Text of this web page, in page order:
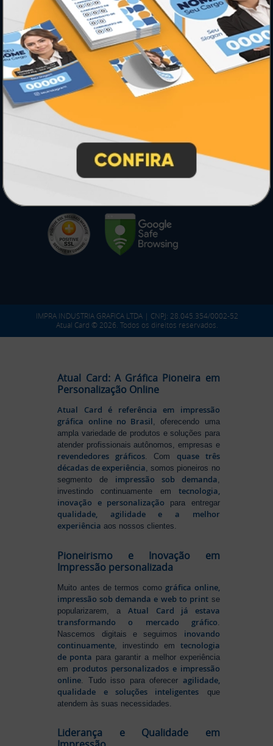
* Pagamento com cartão de crédito terá valor adicional.
** Pagamentos a prazo poderão ter acréscimo.
*** Nota fiscal sujeita a emissão de acordo com prestador de
serviço, conforme legislação pertinente.
PARTICIPE
IMPRA INDUSTRIA GRAFICA LTDA | CNPJ: 28.045.354/0002-52
Atual Card © 2026. Todos os direitos reservados.
Atual Card: A Gráfica Pioneira em
Personalização Online
Atual Card é referência em impressão
gráfica online no Brasil , oferecendo uma
ampla variedade de produtos e soluções para
atender profissionais autônomos, empresas e
revendedores gráficos. Comquase três
décadas de experiência , somos pioneiros no
segmento de impressão sob demanda
investindo continuamente em tecnologia,
inovação e personalização para entregar
qualidade, agilidade e a melhor
experiência aos nossos clientes.
Pioneirismo e Inovação em
Impressão personalizada
Muito antes de termos como gráfica online,
impressão sob demanda e web to printse
popularizarem, aAtual Card já estava
transformando o mercado gráfico
Nascemos digitais e seguimos inovando
continuamente , investindo em tecnologia
de ponta para garantir a melhor experiência
em produtos personalizados e impressão
online . Tudo isso para oferecer agilidade,
qualidade e soluções inteligentes que
atendem às suas necessidades.
Liderança e Qualidade em